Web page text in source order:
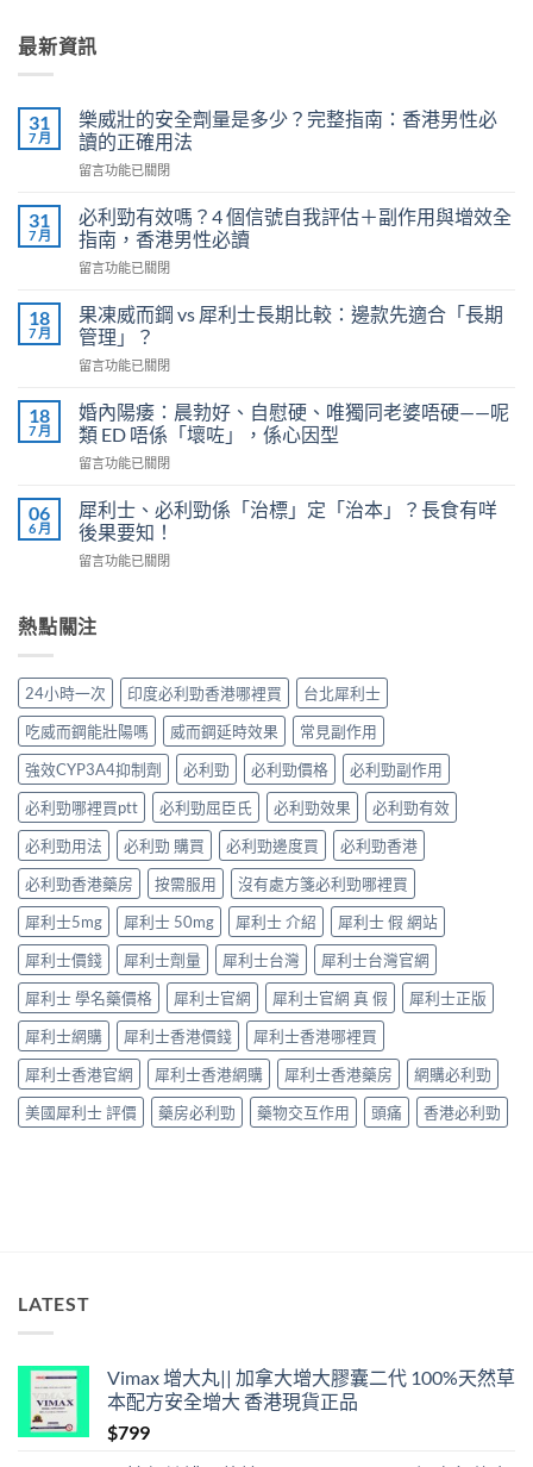
最新資訊
31
7 月
樂威壯的安全劑量是多少？完整指南：香港男性必
讀的正確用法
在
威
壯
的
安
劑
量
是
多
完
整
南：
港
男
性
的
正
用
法〉
中
留言功能已關閉
31
7 月
必利勁有效嗎？4 個信號自我評估＋副作用與增效全
指南，香港男性必讀
在
利
勁
有
效
4
個
信
號
我
評
＋
用
效
全
指
南，
香
港
男
性
必
讀〉
中
留言功能已關閉
18
7 月
果凍威而鋼 vs 犀利士長期比較：邊款先適合「長期
管理」？
在
凍
威
而
鋼
犀
利
士
長
較：
適
合
「長
期
管
理」？〉
中
留言功能已關閉
18
7 月
婚內陽痿：晨勃好、自慰硬、唯獨同老婆唔硬——呢
類 ED 唔係「壞咗」，係心因型
在
內
陽
痿：
晨
自
獨
同
老
婆
唔
硬
——
呢
類
ED
唔
係
「壞
咗」，
係
心
因
型〉
中
留言功能已關閉
06
6 月
犀利士、必利勁係「治標」定「治本」？長食有咩
後果要知！
在
士、
必
勁
「治
標」
定
「治
本」？
長
食
有
咩
後
果
要
知！〉
中
留言功能已關閉
熱點關注
24小時一次 印度必利勁香港哪裡買
台北犀利士
吃威而鋼能壯陽嗎
威而鋼延時效果
常見副作用
強效CYP3A4抑制劑
必利勁 必利勁價格
必利勁副作用
必利勁哪裡買ptt
必利勁屈臣氏 必利勁效果
必利勁有效
必利勁用法
必利勁 購買 必利勁邊度買
必利勁香港
必利勁香港藥房
按需服用
沒有處方箋必利勁哪裡買
犀利士5mg
犀利士 50mg 犀利士 介紹
犀利士 假 網站
犀利士價錢
犀利士劑量 犀利士台灣
犀利士台灣官網
犀利士 學名藥價格
犀利士官網 犀利士官網 真 假
犀利士正版
犀利士網購
犀利士香港價錢
犀利士香港哪裡買
犀利士香港官網
犀利士香港網購 犀利士香港藥房
網購必利勁
美國犀利士 評價
藥房必利勁 藥物交互作用 頭痛 香港必利勁
LATEST
Vimax 增大丸|| 加拿大增大膠囊二代 100%天然草
本配方安全增大 香港現貨正品
$799